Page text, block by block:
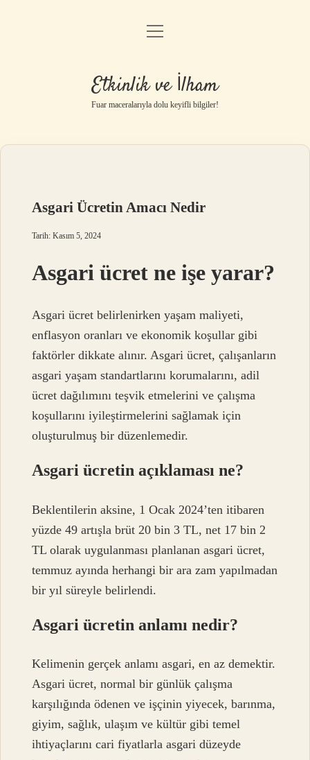
Anasayfa
Gizlilik Politikası
Yasal Uyarı
menüyü
Etkinlik ve İlham
Fuar maceralarıyla dolu keyifli bilgiler!
Asgari Ücretin Amacı Nedir
Tarih: Kasım 5, 2024
Asgari ücret ne işe yarar?
Asgari ücret belirlenirken yaşam maliyeti,
enflasyon oranları ve ekonomik koşullar gibi
faktörler dikkate alınır. Asgari ücret, çalışanların
asgari yaşam standartlarını korumalarını, adil
ücret dağılımını teşvik etmelerini ve çalışma
koşullarını iyileştirmelerini sağlamak için
oluşturulmuş bir düzenlemedir.
Asgari ücretin açıklaması ne?
Beklentilerin aksine, 1 Ocak 2024’ten itibaren
yüzde 49 artışla brüt 20 bin 3 TL, net 17 bin 2
TL olarak uygulanması planlanan asgari ücret,
temmuz ayında herhangi bir ara zam yapılmadan
bir yıl süreyle belirlendi.
Asgari ücretin anlamı nedir?
Kelimenin gerçek anlamı asgari, en az demektir.
Asgari ücret, normal bir günlük çalışma
karşılığında ödenen ve işçinin yiyecek, barınma,
giyim, sağlık, ulaşım ve kültür gibi temel
ihtiyaçlarını cari fiyatlarla asgari düzeyde